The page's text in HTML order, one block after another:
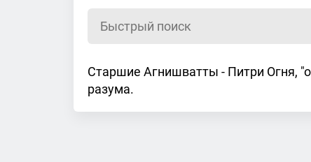
Старшие Агнишватты - Питри Огня,
разума.